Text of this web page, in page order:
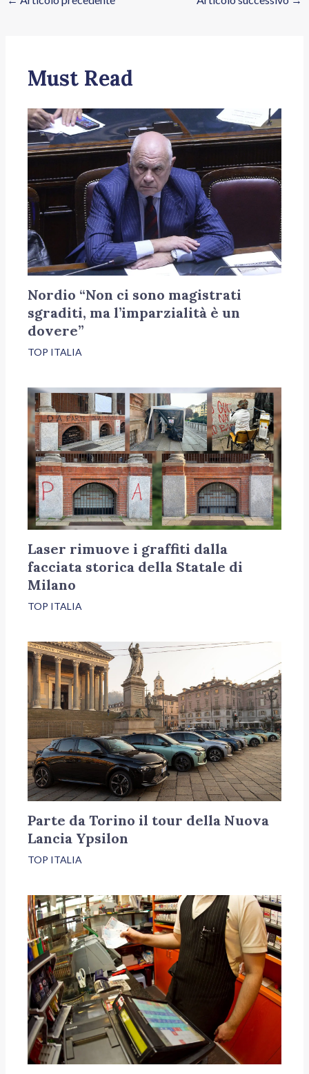
Must Read
Nordio “Non ci sono magistrati
sgraditi, ma l’imparzialità è un
dovere”
TOP ITALIA
Laser rimuove i graffiti dalla
facciata storica della Statale di
Milano
TOP ITALIA
Parte da Torino il tour della Nuova
Lancia Ypsilon
TOP ITALIA